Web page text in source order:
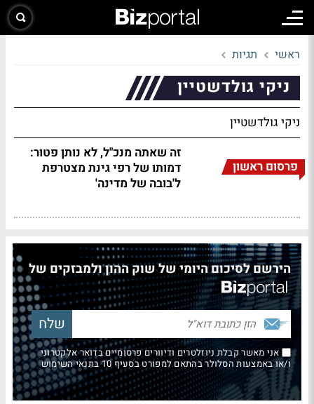
ראשי תגיות
ניקי גולדשטיין
ניקי גולדשטיין
פרסום ראשון
זה שאתה מנכ"ל, לא נותן פטור:
דמותו של רפי גינת מצטרפת
ל'בובה של מדינה'
הירשם לסיכום היומי של שוק ההון ולמבזקים של
אני מאשר קבלת ניוזלטרים ודיוורים פרסומיים בדואר אלקטרוני
ו/או באמצעות הסלולר בהתאם למפורט בסעיף 10 בתנאי השימוש